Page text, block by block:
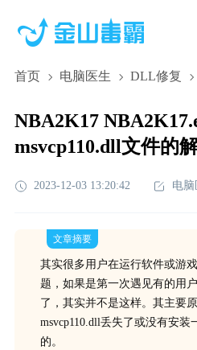
首页 电脑医生 DLL修复
NBA2K17
msvcp110.dll文件的
2023-12-03 13:20:42 电脑
文章摘要
其实很多用户在运行软件或游
题，如果是第一次遇见有的用
了，其实并不是这样。其主要
msvcp110.dll丢失了或没有安
的。